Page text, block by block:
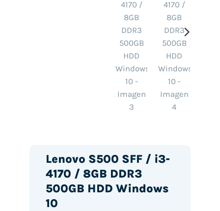
Lenovo S500 SFF / i3-
4170 / 8GB DDR3
500GB HDD Windows
10